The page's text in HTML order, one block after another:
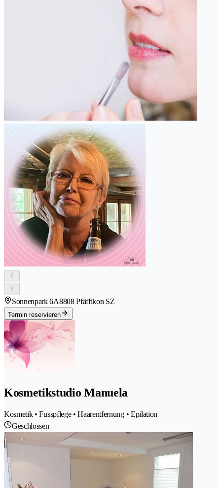
Sonnenpark 6A8808 Pfäffikon SZ
Termin reservieren
Kosmetikstudio Manuela
Kosmetik • Fusspflege • Haarentfernung • Epilation
Geschlossen